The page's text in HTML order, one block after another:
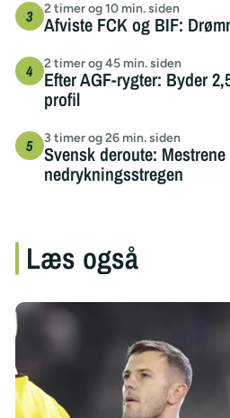
2 timer og 10 min. siden
Afviste FCK og BIF:
2 timer og 45 min. siden
Efter AGF-rygter: Byder
profil
3 timer og 26 min. siden
Svensk deroute:
nedrykningsstregen